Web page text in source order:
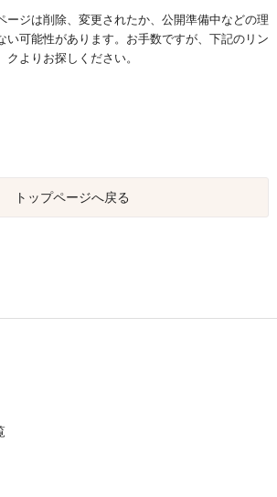
ージは削除、変更されたか、公開準備中などの理
い可能性があります。お手数ですが、下記のリン
クよりお探しください。
トップページへ戻る